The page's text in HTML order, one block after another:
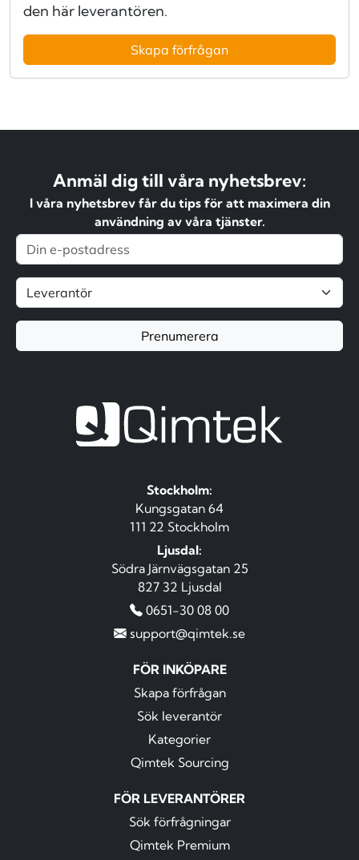
den här leverantören.
Skapa förfrågan
Anmäl dig till våra nyhetsbrev:
I våra nyhetsbrev får du tips för att maximera din
användning av våra tjänster.
Prenumerera
Stockholm:
Kungsgatan 64
111 22 Stockholm
Ljusdal:
Södra Järnvägsgatan 25
827 32 Ljusdal
0651-30 08 00
support@qimtek.se
FÖR INKÖPARE
Skapa förfrågan
Sök leverantör
Kategorier
Qimtek Sourcing
FÖR LEVERANTÖRER
Sök förfrågningar
Qimtek Premium